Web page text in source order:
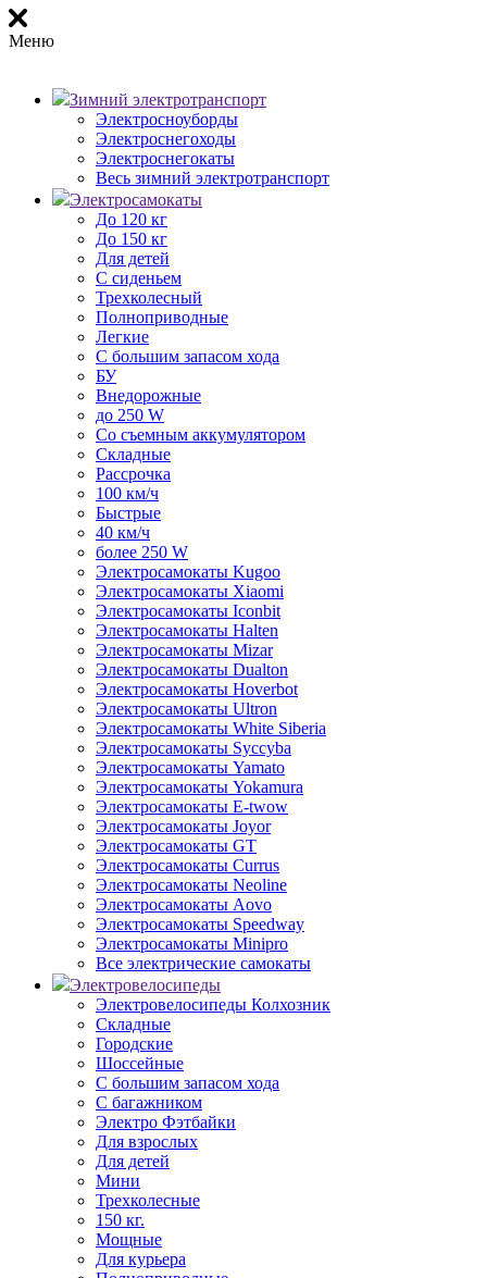
Меню
Зимний электротранспорт
Электросноуборды
Электроснегоходы
Электроснегокаты
Весь зимний электротранспорт
Электросамокаты
До 120 кг
До 150 кг
Для детей
С сиденьем
Трехколесный
Полноприводные
Легкие
С большим запасом хода
БУ
Внедорожные
до 250 W
Со съемным аккумулятором
Складные
Рассрочка
100 км/ч
Быстрые
40 км/ч
более 250 W
Электросамокаты Kugoo
Электросамокаты Xiaomi
Электросамокаты Iconbit
Электросамокаты Halten
Электросамокаты Mizar
Электросамокаты Dualton
Электросамокаты Hoverbot
Электросамокаты Ultron
Электросамокаты White Siberia
Электросамокаты Syccyba
Электросамокаты Yamato
Электросамокаты Yokamura
Электросамокаты E-twow
Электросамокаты Joyor
Электросамокаты GT
Электросамокаты Currus
Электросамокаты Neoline
Электросамокаты Aovo
Электросамокаты Speedway
Электросамокаты Minipro
Все электрические самокаты
Электровелосипеды
Электровелосипеды Колхозник
Складные
Городские
Шоссейные
С большим запасом хода
С багажником
Электро Фэтбайки
Для взрослых
Для детей
Мини
Трехколесные
150 кг.
Мощные
Для курьера